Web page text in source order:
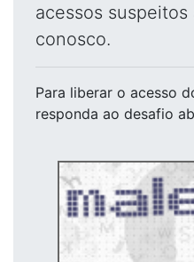
acessos
conosco.
Para liberar o acesso
responda ao desafio